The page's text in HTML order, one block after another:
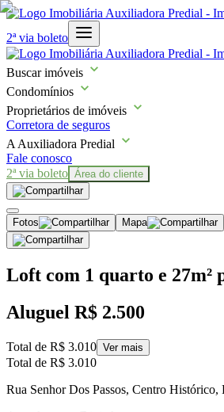
2ª via boleto
Buscar imóveis
Condomínios
Proprietários de imóveis
Corretora de seguros
A Auxiliadora Predial
Fale conosco
2ª via boleto Área do cliente
Fotos Mapa
Loft com 1 quarto e
Aluguel R$ 2.500
Total de R$ 3.010 Ver mais
Total de R$ 3.010
Rua Senhor Dos Passos, Centro Histórico,